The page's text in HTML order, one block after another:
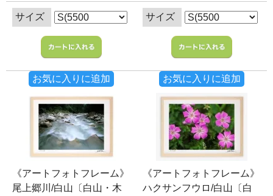
サイズ
お気に入りに追加
サイズ
お気に入りに追加
《アートフォトフレーム》
尾上郷川/白山〔白山・木
《アートフォトフレーム》
ハクサンフウロ/白山〔白